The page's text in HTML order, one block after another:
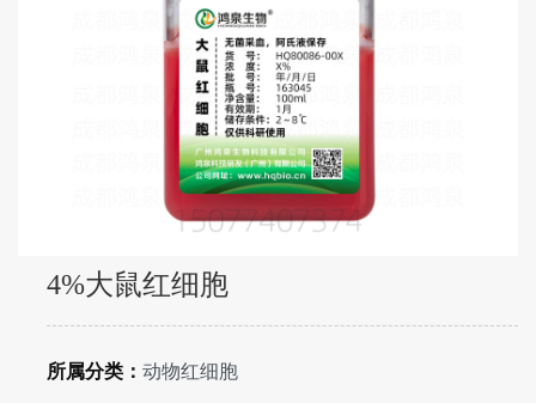
4%大鼠红细胞
所属分类： 动物红细胞